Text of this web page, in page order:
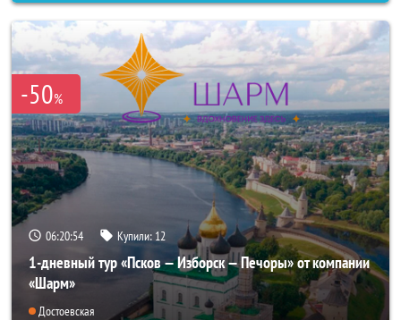
-50%
06:20:54 Купили: 12
1-дневный тур «Псков — Изборск — Печоры» от компании
«Шарм»
Достоевская